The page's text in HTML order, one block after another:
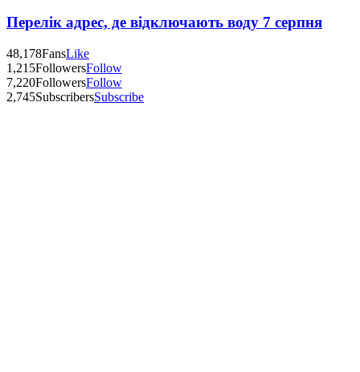
Перелік адрес, де відключають воду 7 серпня
48,178FansLike
1,215FollowersFollow
7,220FollowersFollow
2,745SubscribersSubscribe